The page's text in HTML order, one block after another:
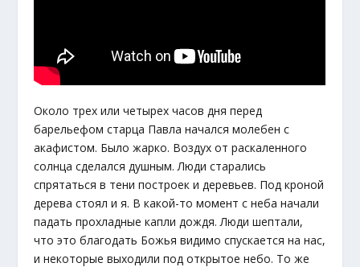
Около трех или четырех часов дня перед
барельефом старца Павла начался молебен с
акафистом. Было жарко. Воздух от раскаленного
солнца сделался душным. Люди старались
спрятаться в тени построек и деревьев. Под кроной
дерева стоял и я. В какой-то момент с неба начали
падать прохладные капли дождя. Люди шептали,
что это благодать Божья видимо спускается на нас,
и некоторые выходили под открытое небо. То же